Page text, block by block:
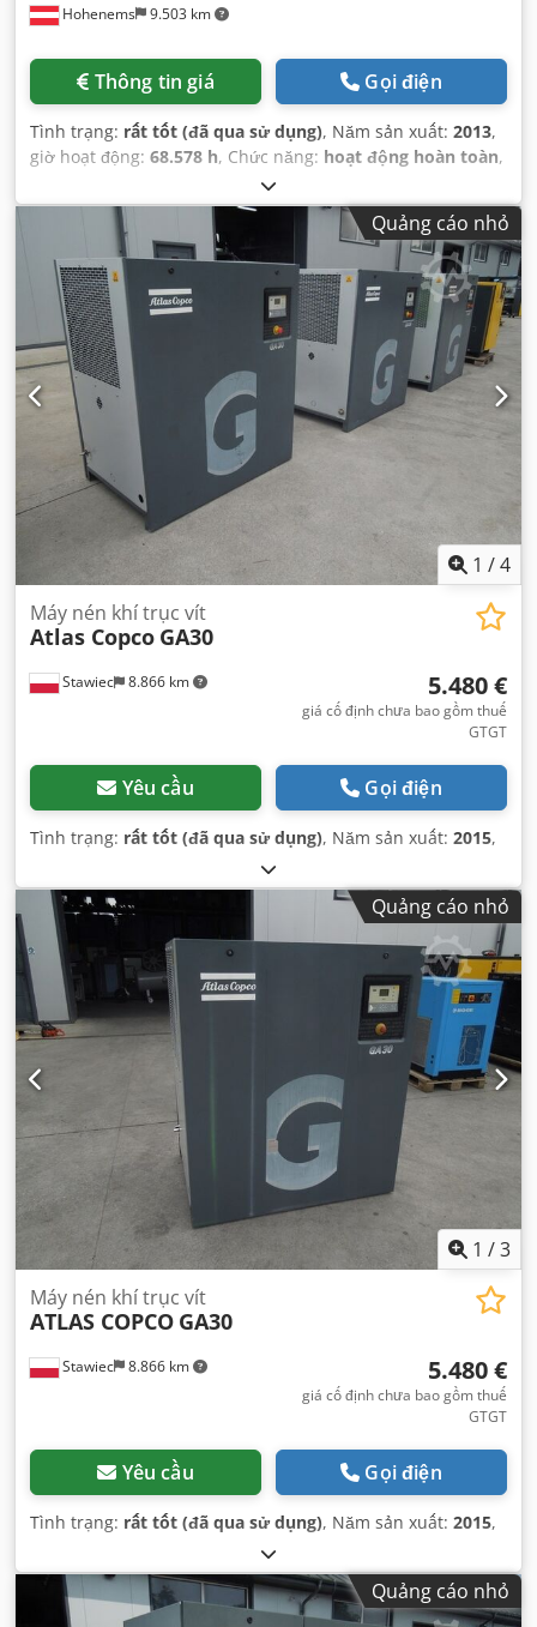
Hohenems 9.503 km
Thông tin giá Gọi điện
Tình trạng: rất tốt (đã qua sử dụng), Năm sản xuất: 2013,
giờ hoạt động: 68.578 h, Chức năng: hoạt động hoàn toàn,
Quảng cáo nhỏ
1 /4
Stawiec 8.866 km
Máy nén khí trục vít
Atlas Copco GA30
5.480 €
giá cố định chưa bao gồm thuế
GTGT
Yêu cầu Gọi điện
Tình trạng: rất tốt (đã qua sử dụng), Năm sản xuất: 2015,
Quảng cáo nhỏ
1 /3
Stawiec 8.866 km
Máy nén khí trục vít
ATLAS COPCO GA30
5.480 €
giá cố định chưa bao gồm thuế
GTGT
Yêu cầu Gọi điện
Tình trạng: rất tốt (đã qua sử dụng), Năm sản xuất: 2015,
Quảng cáo nhỏ